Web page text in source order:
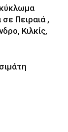
Πειραιά ,
Κιλκίς,